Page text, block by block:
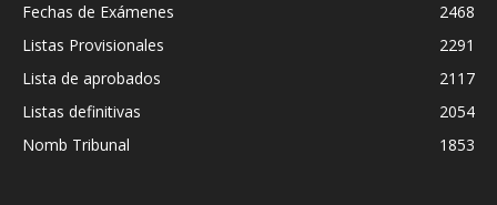
Fechas de Exámenes
2468
Listas Provisionales
2291
Lista de aprobados
2117
Listas definitivas
2054
Nomb Tribunal
1853